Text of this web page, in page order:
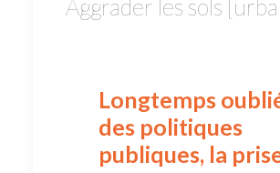
Aggrader les sols
Longtemps
des politiques
publiques, la